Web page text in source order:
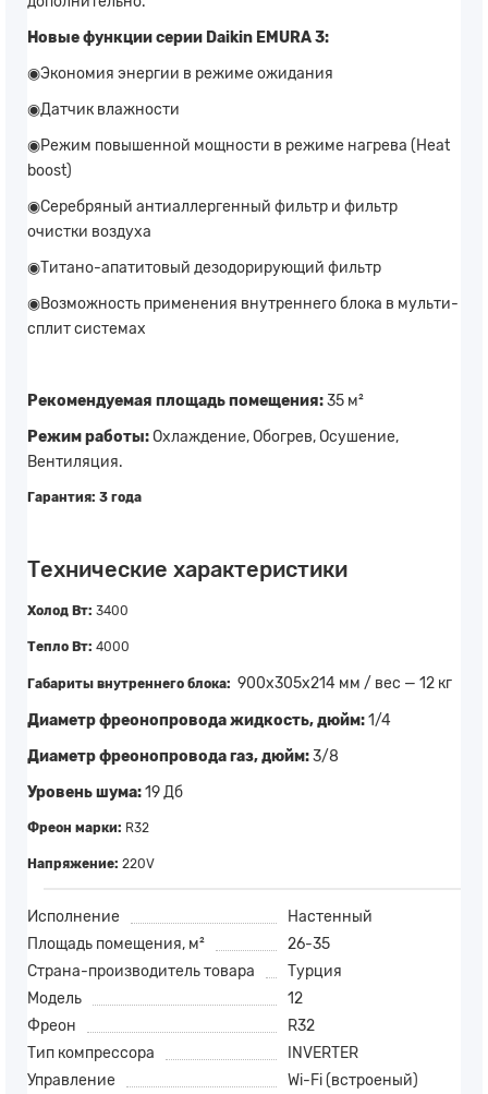
Новые функции серии Daikin EMURA 3:
◉Экономия энергии в режиме ожидания
◉Датчик влажности
◉Режим повышенной мощности в режиме нагрева (Heat
boost)
◉Серебряный антиаллергенный фильтр и фильтр
очистки воздуха
◉Титано-апатитовый дезодорирующий фильтр
◉Возможность применения внутреннего блока в мульти-
сплит системах
Рекомендуемая площадь помещения:35 м²
Режим работы:Охлаждение, Обогрев, Осушение,
Вентиляция.
Гарантия: 3 года
Технические характеристики
Холод Вт: 3400
Тепло Вт: 4000
Габариты внутреннего блока: 900х305х214 мм / вес — 12 кг
Диаметр фреонопровода жидкость, дюйм:1/4
Диаметр фреонопровода газ, дюйм:3/8
Уровень шума:19 Дб
Фреон марки: R32
Напряжение: 220V
Исполнение
Настенный
Площадь помещения, м²
26-35
Страна-производитель товара
Турция
Модель
12
Фреон
R32
Тип компрессора
INVERTER
Управление
Wi-Fi (встроеный)